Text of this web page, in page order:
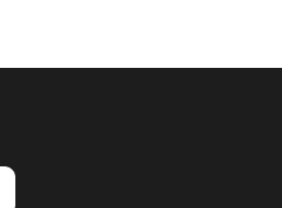
bezoek één van onze